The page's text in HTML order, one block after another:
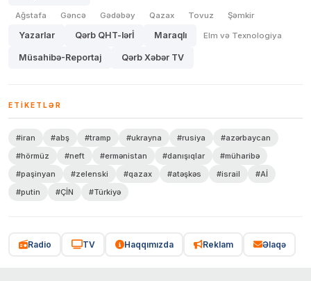
Ağstafa Gəncə Gədəbəy Qazax Tovuz Şəmkir
Yazarlar Qərb QHT-lərİ Maraqlı Elm və Texnologiya
Müsahibə-Reportaj Qərb Xəbər TV
ETIKETLƏR
#iran #abş #tramp #ukrayna #rusiya
#azərbaycan
#hörmüz
#neft #ermənistan #danışıqlar
#müharibə
#paşinyan
#zelenski #qazax #atəşkəs #israil
#Aİ
#putin
#ÇİN #Türkiyə
Radio TV Haqqımızda Reklam Əlaqə